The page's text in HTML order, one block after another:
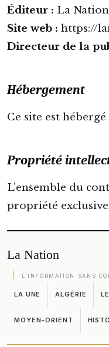
Éditeur : La Nation
Site web : https://
Directeur de la
Hébergement
Ce site est
Propriété
L’ensemble du
propriété
La Nation
L'INFORMATION SANS
LA UNE ALGÉRIE
MOYEN-ORIENT